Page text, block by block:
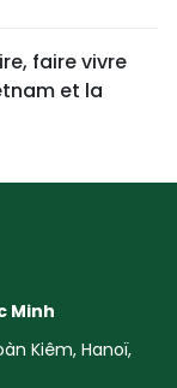
faire vivre
et la
Minh
Kiêm, Hanoï,